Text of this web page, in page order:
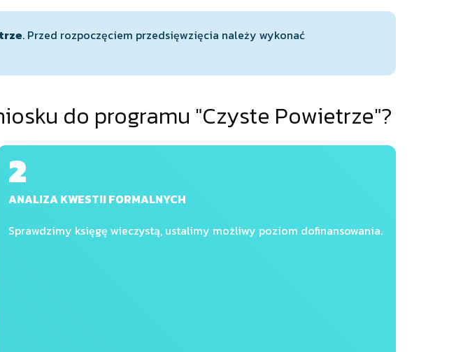
. Przed rozpoczęciem przedsięwzięcia należy wykonać
do programu "Czyste Powietrze"?
2
ANALIZA KWESTII FORMALNYCH
Sprawdzimy księgę wieczystą, ustalimy możliwy poziom dofinansowania.